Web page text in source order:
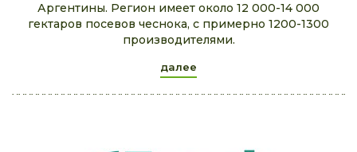
Аргентины. Регион имеет около 12 000-14 000
гектаров посевов чеснока, с примерно 1200-1300
производителями.
далее